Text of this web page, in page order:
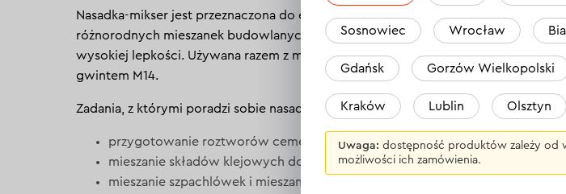
Nasadka-mikser jest przeznaczona do efektywnego mieszania
różnorodnych mieszanek budowlanych, w tym materiałów o
wysokiej lepkości. Używana razem z mikserami budowlanymi z
gwintem M14.
Zadania, z którymi poradzi sobie nasadka-mikser Dnipro-M MN-302:
przygotowanie roztworów cementowych i betonowych;
mieszanie składów klejowych do płytek i termoizolacji;
mieszanie szpachlówek i mieszanek tynkarskich;
Sosnowiec Wrocław
Gdańsk Gorzów Wielkopolski
Kraków Lublin Olsztyn
Uwaga: dostępność produktów zależy od
możliwości ich zamówienia.